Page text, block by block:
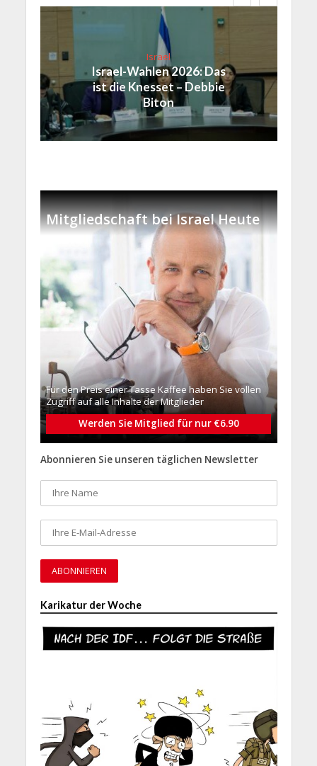
Israel
Israel-Wahlen 2026: Das
ist die Knesset – Debbie
Biton
Mitgliedschaft bei Israel Heute
Für den Preis einer Tasse Kaffee haben Sie vollen
Zugriff auf alle Inhalte der Mitglieder
Werden Sie Mitglied für nur €6.90
Abonnieren Sie unseren täglichen Newsletter
Karikatur der Woche